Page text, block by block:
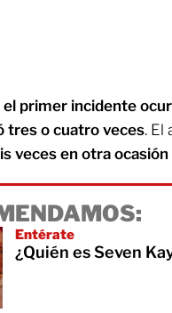
el primer incidente
tres o cuatro veces. El
veces en otra
Entérate
¿Quién es Seven